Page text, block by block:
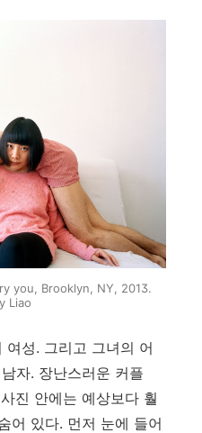
you, Brooklyn, NY, 2013.
Liao
여성. 그리고 그녀의 어
자. 장난스러운 커플
진 안에는 예상보다 훨
어 있다. 먼저 눈에 들어